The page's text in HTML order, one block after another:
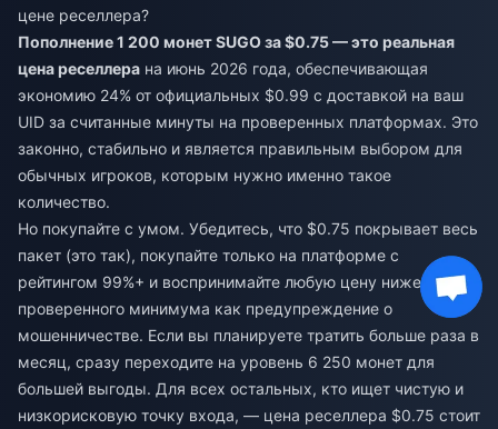
цене реселлера?
Пополнение 1 200 монет SUGO за $0.75 — это реальная
цена реселлера на июнь 2026 года, обеспечивающая
экономию 24% от официальных $0.99 с доставкой на ваш
UID за считанные минуты на проверенных платформах. Это
законно, стабильно и является правильным выбором для
обычных игроков, которым нужно именно такое
количество.
Но покупайте с умом. Убедитесь, что $0.75 покрывает весь
пакет (это так), покупайте только на платформе с
рейтингом 99%+ и воспринимайте любую цену ниже
проверенного минимума как предупреждение о
мошенничестве. Если вы планируете тратить больше раза в
месяц, сразу переходите на уровень 6 250 монет для
большей выгоды. Для всех остальных, кто ищет чистую и
низкорисковую точку входа, — цена реселлера $0.75 стоит